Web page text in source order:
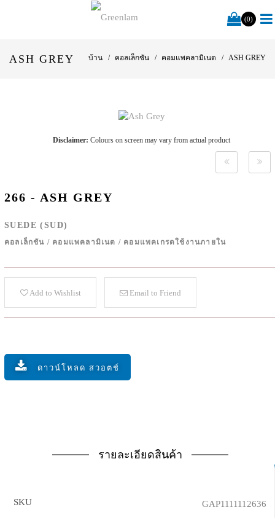
(0)
ASH GREY บ้าน คอลเล็กชัน คอมแพคลามิเนต ASH GREY
Disclaimer: Colours on screen may vary from actual product
266 - ASH GREY
SUEDE (SUD)
คอลเล็กชัน / คอมแพคลามิเนต / คอมแพคเกรดใช้งานภายใน
Add to Wishlist Email to Friend
ดาวน์โหลด สวอตช์
รายละเอียดสินค้า
SKU GAP1111112636